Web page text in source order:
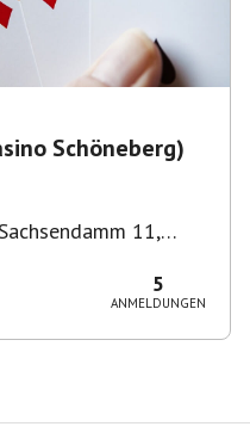
Schöneberg)
11,
5
ANMELDUNGEN